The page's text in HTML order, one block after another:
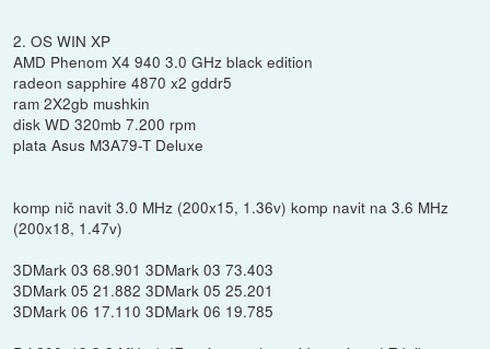
2. OS WIN XP
AMD Phenom X4 940 3.0 GHz black edition
radeon sapphire 4870 x2 gddr5
ram 2X2gb mushkin
disk WD 320mb 7.200 rpm
plata Asus M3A79-T Deluxe
komp nič navit 3.0 MHz (200x15, 1.36v) komp navit na 3.6 MHz
(200x18, 1.47v)
3DMark 03 68.901 3DMark 03 73.403
3DMark 05 21.882 3DMark 05 25.201
3DMark 06 17.110 3DMark 06 19.785